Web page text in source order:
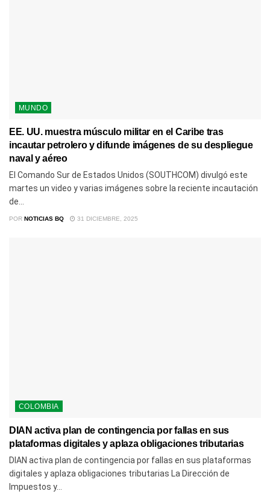
MUNDO
EE. UU. muestra músculo militar en el Caribe tras
incautar petrolero y difunde imágenes de su despliegue
naval y aéreo
El Comando Sur de Estados Unidos (SOUTHCOM) divulgó este
martes un video y varias imágenes sobre la reciente incautación
de...
POR NOTICIAS BQ 31 DICIEMBRE, 2025
COLOMBIA
DIAN activa plan de contingencia por fallas en sus
plataformas digitales y aplaza obligaciones tributarias
DIAN activa plan de contingencia por fallas en sus plataformas
digitales y aplaza obligaciones tributarias La Dirección de
Impuestos y...